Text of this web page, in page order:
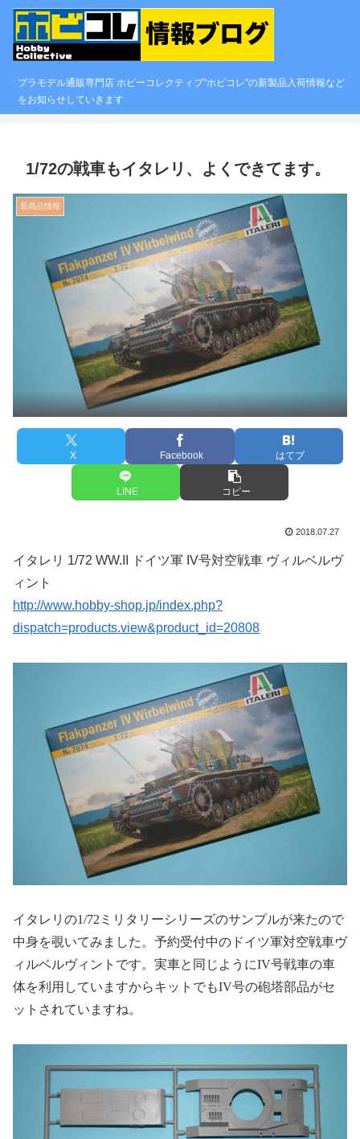
プラモデル通販専門店 ホビーコレクティブ"ホビコレ"の新製品入荷情報など
をお知らせしていきます
1/72の戦車もイタレリ、よくできてます。
新商品情報
X Facebook はてブ
LINE コピー
2018.07.27
イタレリ 1/72 WW.II ドイツ軍 IV号対空戦車 ヴィルベルヴ
ィント
http://www.hobby-shop.jp/index.php?
dispatch=products.view&product_id=20808
イタレリの1/72 ミリタリーシリーズのサンプルが来たので
中身を覗いてみました。予約受付中のドイツ軍対空戦車ヴ
ィルベルヴィントです。実車と同じようにIV号戦車の車
体を利用していますからキットでもIV号の砲塔部品がセ
ットされていますね。